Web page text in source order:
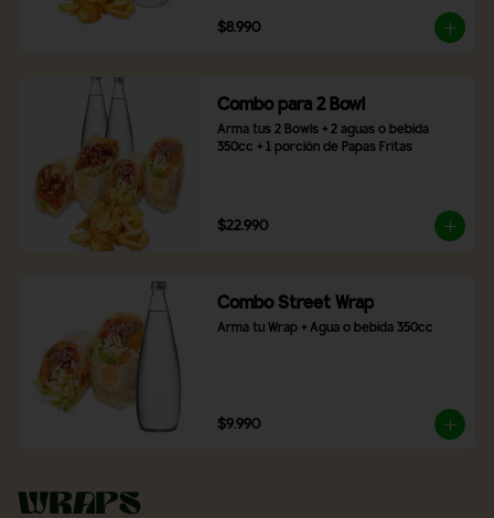
$8.990
Combo para 2 Bowl
Arma tus 2 Bowls + 2 aguas o bebida
350cc + 1 porción de Papas Fritas
$22.990
Combo Street Wrap
Arma tu Wrap + Agua o bebida 350cc
$9.990
Wraps